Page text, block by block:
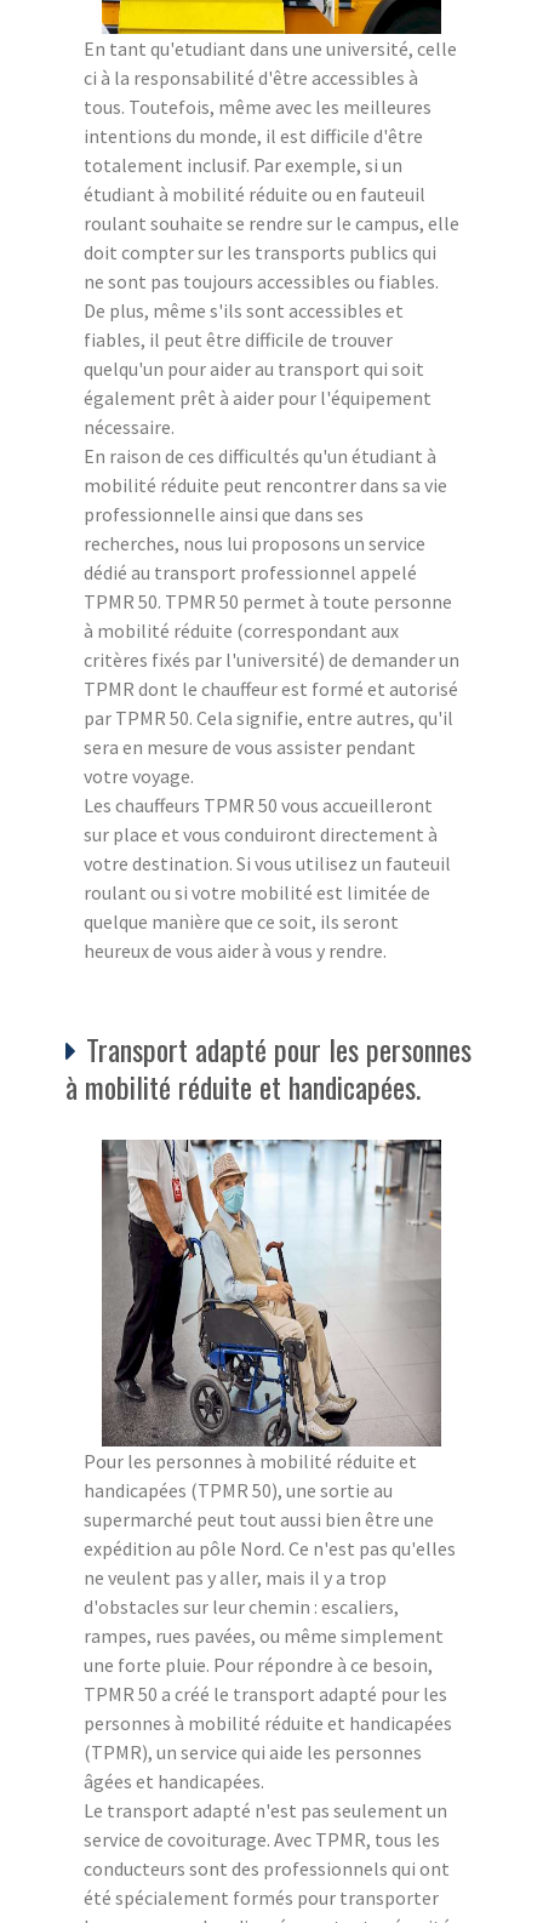
En tant qu'etudiant dans une université, celle
ci à la responsabilité d'être accessibles à
tous. Toutefois, même avec les meilleures
intentions du monde, il est difficile d'être
totalement inclusif. Par exemple, si un
étudiant à mobilité réduite ou en fauteuil
roulant souhaite se rendre sur le campus, elle
doit compter sur les transports publics qui
ne sont pas toujours accessibles ou fiables.
De plus, même s'ils sont accessibles et
fiables, il peut être difficile de trouver
quelqu'un pour aider au transport qui soit
également prêt à aider pour l'équipement
nécessaire.
En raison de ces difficultés qu'un étudiant à
mobilité réduite peut rencontrer dans sa vie
professionnelle ainsi que dans ses
recherches, nous lui proposons un service
dédié au transport professionnel appelé
TPMR 50. TPMR 50 permet à toute personne
à mobilité réduite (correspondant aux
critères fixés par l'université) de demander un
TPMR dont le chauffeur est formé et autorisé
par TPMR 50. Cela signifie, entre autres, qu'il
sera en mesure de vous assister pendant
votre voyage.
Les chauffeurs TPMR 50 vous accueilleront
sur place et vous conduiront directement à
votre destination. Si vous utilisez un fauteuil
roulant ou si votre mobilité est limitée de
quelque manière que ce soit, ils seront
heureux de vous aider à vous y rendre.
Transport adapté pour les personnes
à mobilité réduite et handicapées.
Pour les personnes à mobilité réduite et
handicapées (TPMR 50), une sortie au
supermarché peut tout aussi bien être une
expédition au pôle Nord. Ce n'est pas qu'elles
ne veulent pas y aller, mais il y a trop
d'obstacles sur leur chemin : escaliers,
rampes, rues pavées, ou même simplement
une forte pluie. Pour répondre à ce besoin,
TPMR 50 a créé le transport adapté pour les
personnes à mobilité réduite et handicapées
(TPMR), un service qui aide les personnes
âgées et handicapées.
Le transport adapté n'est pas seulement un
service de covoiturage. Avec TPMR, tous les
conducteurs sont des professionnels qui ont
été spécialement formés pour transporter